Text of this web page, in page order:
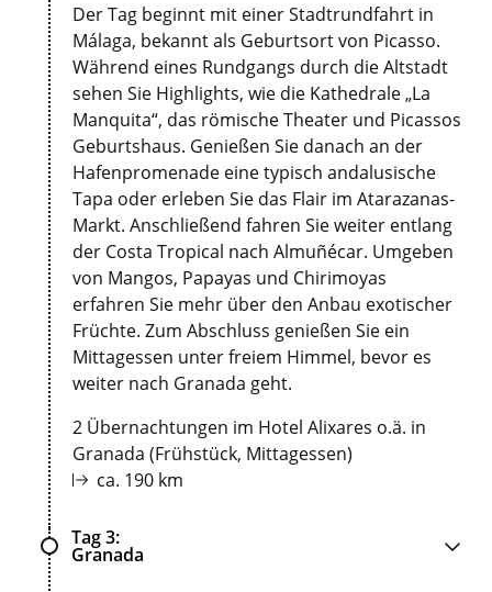
Der Tag beginnt mit einer Stadtrundfahrt in
Málaga, bekannt als Geburtsort von Picasso.
Während eines Rundgangs durch die Altstadt
sehen Sie Highlights, wie die Kathedrale „La
Manquita“, das römische Theater und Picassos
Geburtshaus. Genießen Sie danach an der
Hafenpromenade eine typisch andalusische
Tapa oder erleben Sie das Flair im Atarazanas-
Markt. Anschließend fahren Sie weiter entlang
der Costa Tropical nach Almuñécar. Umgeben
von Mangos, Papayas und Chirimoyas
erfahren Sie mehr über den Anbau exotischer
Früchte. Zum Abschluss genießen Sie ein
Mittagessen unter freiem Himmel, bevor es
weiter nach Granada geht.
2 Übernachtungen im Hotel Alixares o.ä. in
Granada (Frühstück, Mittagessen)
ca. 190 km
Tag 3
Granada